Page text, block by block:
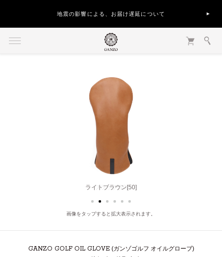
地震の影響による、お届け遅延について
ライトブラウン[50]
画像をタップすると拡大表示されます。
GANZO GOLF OIL GLOVE (ガンゾゴルフ オイルグローブ)